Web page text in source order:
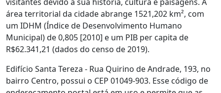
área territorial da cidade abrange 1521,202 km², com
um IDHM (Índice de Desenvolvimento Humano
Municipal) de 0,805 [2010] e um PIB per capita de
R$62.341,21 (dados do censo de 2019).
Edifício Santa Tereza - Rua Quirino de Andrade, 193, no
bairro Centro, possui o CEP 01049-903. Esse código de